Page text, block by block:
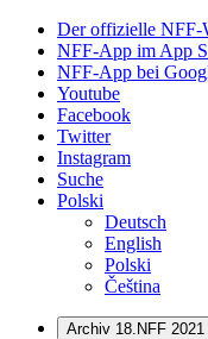
Der offizielle NFF-
NFF-App im App
NFF-App bei
Youtube
Facebook
Twitter
Instagram
Suche
Polski
Deutsch
English
Polski
Čeština
Archiv 18.NFF 2021